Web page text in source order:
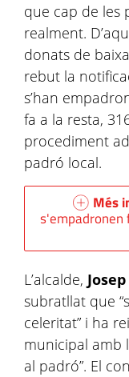
que cap de les
realment.
donats de
rebut la
s’han
fa a la resta,
procediment
padró local.
Més
s'empadronen
L’alcalde,
subratllat que
celeritat” i ha
municipal amb
al padró”. El